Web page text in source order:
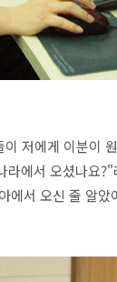
저에게 이분이
에서 오셨나요
에서 오신 줄 알